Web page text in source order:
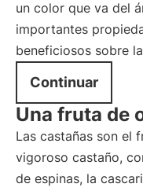
un color que va del
importantes
beneficiosos sobre
Continuar
Una fruta de
Las castañas son el
vigoroso castaño,
de espinas, la